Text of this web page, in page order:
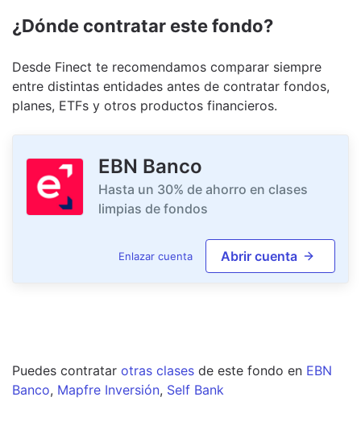
¿Dónde contratar este fondo?
Desde Finect te recomendamos comparar siempre
entre distintas entidades antes de contratar fondos,
planes, ETFs y otros productos financieros.
EBN Banco
Hasta un 30% de ahorro en clases
limpias de fondos
Enlazar cuenta Abrir cuenta
Puedes contratar otras clases de este fondo en EBN
Banco, Mapfre Inversión, Self Bank